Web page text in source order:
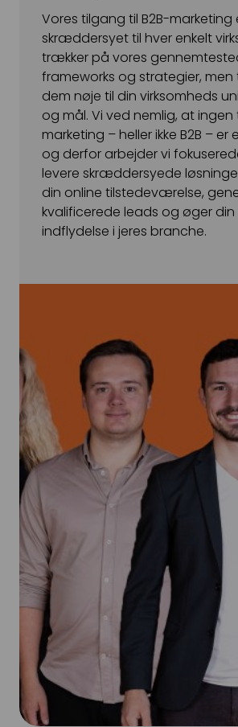
Vores tilgang til B2B-marketing
skræddersyet til hver enkelt
trækker på vores
frameworks og strategier, men
dem nøje til din virksomheds
og mål. Vi ved nemlig, at
marketing – heller ikke B2B – er
og derfor arbejder vi
levere skræddersyede
din online tilstedeværelse,
kvalificerede leads og øger din
indflydelse i jeres branche.